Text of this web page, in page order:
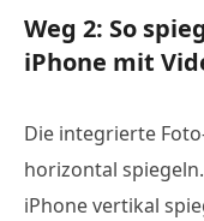
Weg 2: So
iPhone mit
Die integrierte
horizontal
iPhone vertikal